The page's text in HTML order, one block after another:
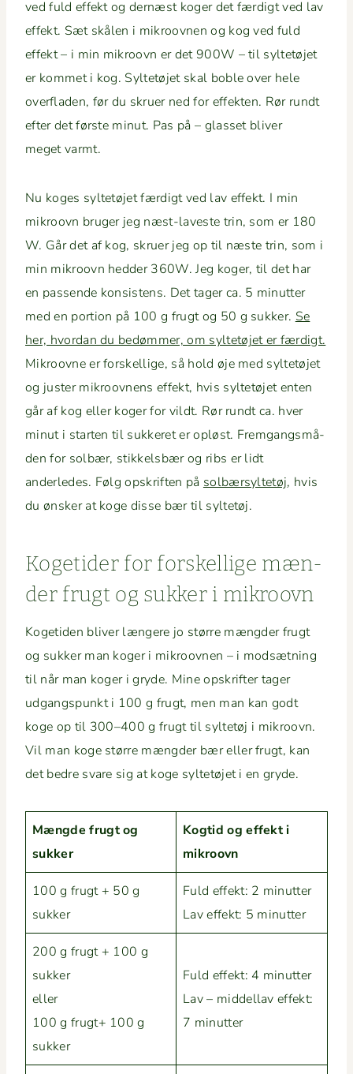
ved fuld effekt og dernæst koger det færdigt ved lav
effekt. Sæt skålen i mikroov­nen og kog ved fuld
effekt – i min mikroovn er det 900W – til syl­tetø­jet
er kom­met i kog. Syl­tetø­jet skal boble over hele
over­fladen, før du skruer ned for effek­ten. Rør rundt
efter det første min­ut. Pas på – glas­set bliv­er
meget varmt.
Nu koges syl­tetø­jet færdigt ved lav effekt. I min
mikroovn bruger jeg næst-laveste trin, som er 180
W. Går det af kog, skruer jeg op til næste trin, som i
min mikroovn hed­der 360W. Jeg koger, til det har
en passende kon­sis­tens. Det tager ca. 5 min­ut­ter
med en por­tion på 100 g frugt og 50 g sukker. Se
her, hvor­dan du bedøm­mer, om syl­tetø­jet er færdigt.
Mikroovne er forskel­lige, så hold øje med syl­tetø­jet
og juster mikroov­nens effekt, hvis syl­tetø­jet enten
går af kog eller koger for vildt. Rør rundt ca. hver
min­ut i starten til sukkeret er opløst. Frem­gangsmå­
den for sol­bær, stikkels­bær og ribs er lidt
anderledes. Følg opskriften på sol­bær­syl­tetøj, hvis
du ønsker at koge disse bær til syltetøj.
Koge­tider for forskel­lige mæn­
der frugt og sukker i mikroovn
Koge­ti­den bliv­er læn­gere jo større mængder frugt
og sukker man koger i mikroov­nen – i mod­sæt­ning
til når man koger i gryde. Mine opskrifter tager
udgangspunkt i 100 g frugt, men man kan godt
koge op til 300–400 g frugt til syl­tetøj i mikroovn.
Vil man koge større mængder bær eller frugt, kan
det bedre svare sig at koge syl­tetø­jet i en gryde.
Mængde frugt og
sukker
Kogtid og effekt i
mikroovn
100 g frugt + 50 g
sukker
Fuld effekt: 2 min­ut­ter
Lav effekt: 5 minutter
200 g frugt + 100 g
sukker
eller
100 g frugt+ 100 g
sukker
Fuld effekt: 4 min­ut­ter
Lav – mid­dellav effekt:
7 minutter